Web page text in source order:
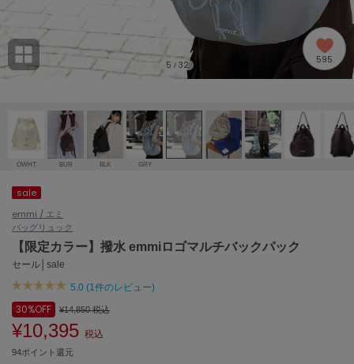
リー (664)
ョン雑貨 (865)
/ランジェリー (127)
ェア (121)
(124)
Ame no chi Hare
アメノチハレ
ánuans
アニュアンス
ànuke
アンヌーク
ASICS
アシックス
Ballelite
バレリット
BANDOLIER
5 / 32 595
OWHT BUR BLK GRY
sale
emmi / エミ
バッグリュック
【限定カラー】撥水 emmiロゴマルチバックパック
セール│sale
5.0 (1件のレビュー)
30%OFF ¥14,850税込
¥10,395 税込
94ポイント還元